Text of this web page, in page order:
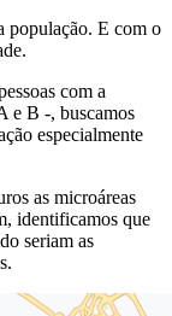
população. E com o
com a
e B -, buscamos
especialmente
as microáreas
identificamos que
seriam as